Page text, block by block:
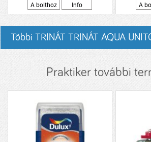
A bolthoz
Info
A
Többi TRINÁT TRINÁT AQUA
Praktiker további